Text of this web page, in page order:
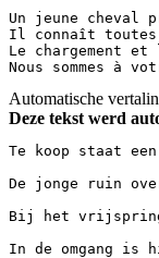
Un jeune
Il connaît toutes
Le chargement
Nous sommes à
Automatische
Deze tekst werd
Te koop staat
De jonge ruin
Bij het
In de omgang is